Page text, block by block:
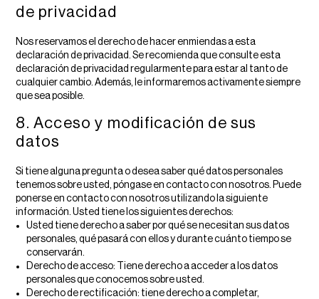
de privacidad
Nos reservamos el derecho de hacer enmiendas a esta
declaración de privacidad. Se recomienda que consulte esta
declaración de privacidad regularmente para estar al tanto de
cualquier cambio. Además, le informaremos activamente siempre
que sea posible.
8. Acceso y modificación de sus
datos
Si tiene alguna pregunta o desea saber qué datos personales
tenemos sobre usted, póngase en contacto con nosotros. Puede
ponerse en contacto con nosotros utilizando la siguiente
información. Usted tiene los siguientes derechos:
Usted tiene derecho a saber por qué se necesitan sus datos
personales, qué pasará con ellos y durante cuánto tiempo se
conservarán.
Derecho de acceso: Tiene derecho a acceder a los datos
personales que conocemos sobre usted.
Derecho de rectificación: tiene derecho a completar,